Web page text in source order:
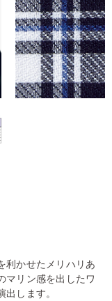
利かせたメリハリあ
マリン感を出したワ
します。